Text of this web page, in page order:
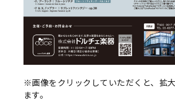
※画像をクリックしていただくと、拡
ます。